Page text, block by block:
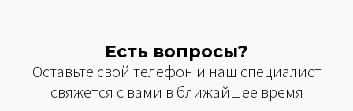
Есть вопросы?
Оставьте свой телефон и наш специалист
свяжется с вами в ближайшее время